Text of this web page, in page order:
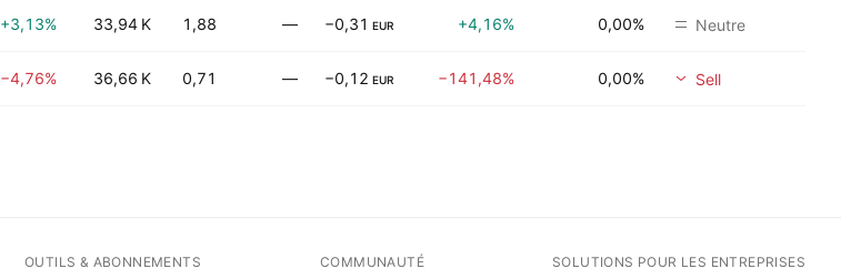
+3,13% 33,94 K 1,88 — −0,31 EUR +4,16% 0,00% Neutre
−4,76% 36,66 K 0,71 — −0,12 EUR −141,48% 0,00% Sell
OUTILS & ABONNEMENTS COMMUNAUTÉ SOLUTIONS POUR LES ENTREPRISES